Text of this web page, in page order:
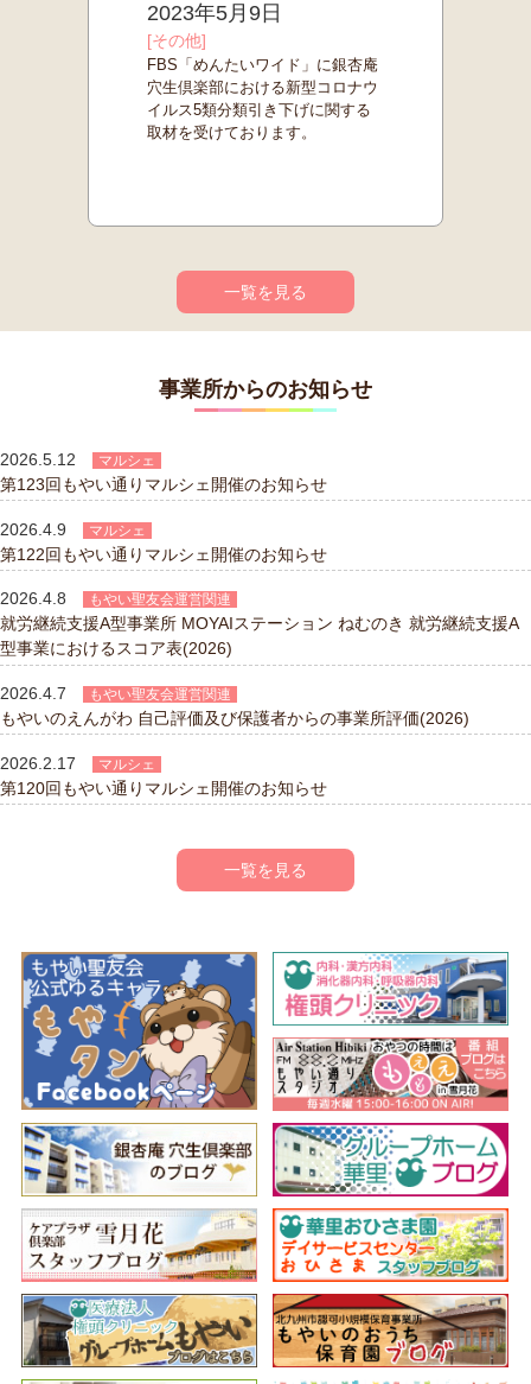
2023年5月9日
[その他]
FBS「めんたいワイド」に銀杏庵
穴生倶楽部における新型コロナウ
イルス5類分類引き下げに関する
取材を受けております。
一覧を見る
事業所からのお知らせ
2026.5.12 マルシェ
第123回もやい通りマルシェ開催のお知らせ
2026.4.9 マルシェ
第122回もやい通りマルシェ開催のお知らせ
2026.4.8 もやい聖友会運営関連
就労継続支援A型事業所 MOYAIステーション ねむのき 就労継続支援A
型事業におけるスコア表(2026)
2026.4.7 もやい聖友会運営関連
もやいのえんがわ 自己評価及び保護者からの事業所評価(2026)
2026.2.17 マルシェ
第120回もやい通りマルシェ開催のお知らせ
一覧を見る